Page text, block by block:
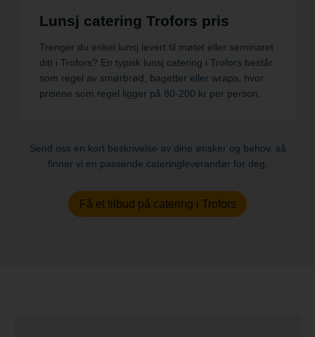
Lunsj catering Trofors pris
Trenger du enkel lunsj levert til møtet eller seminaret
ditt i Trofors? En typisk lunsj catering i Trofors består
som regel av smørbrød, bagetter eller wraps, hvor
prisene som regel ligger på 80-200 kr per person.
Send oss en kort beskrivelse av dine ønsker og behov, så
finner vi en passende cateringleverandør for deg.
Få et tilbud på catering i Trofors